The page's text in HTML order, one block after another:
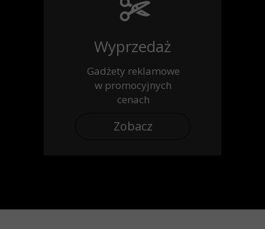
Gadżety reklamowe
w promocyjnych
cenach
Wyprzedaż
Zobacz